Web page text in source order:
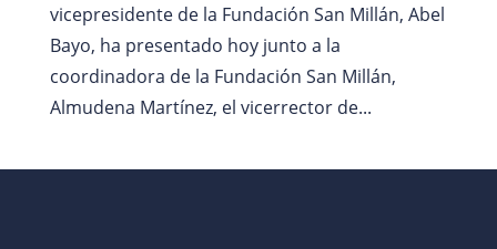
vicepresidente de la Fundación San Millán, Abel
Bayo, ha presentado hoy junto a la
coordinadora de la Fundación San Millán,
Almudena Martínez, el vicerrector de...